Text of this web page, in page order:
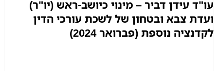
עו"ד עידן דביר – מינוי כיושב-ראש (יו"ר)
ועדת צבא ובטחון של לשכת עורכי הדין
לקדנציה נוספת (פברואר 2024)